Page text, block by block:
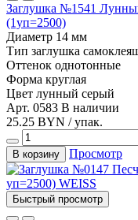
Заглушка №1541
(1уп=2500)
Диаметр 14 мм
Тип заглушка
Оттенок однотонные
Форма круглая
Цвет лунный серый
Арт. 0583 В наличии
25.25 BYN / упак.
В корзину Просмотр
Быстрый просмотр